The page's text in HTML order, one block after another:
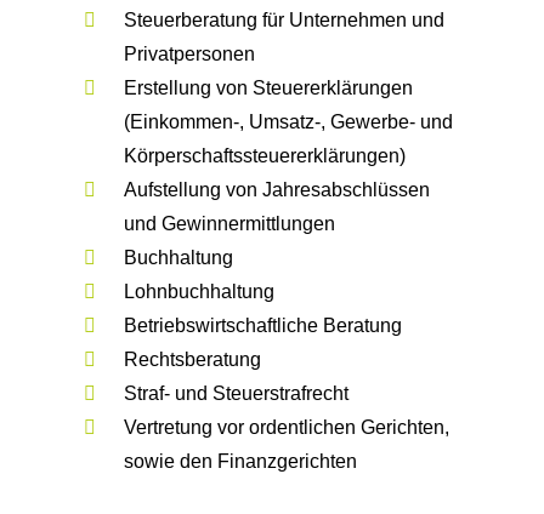
Steuerberatung für Unternehmen und
Privatpersonen
Erstellung von Steuererklärungen
(Einkommen-, Umsatz-, Gewerbe- und
Körperschaftssteuererklärungen)
Aufstellung von Jahresabschlüssen
und Gewinnermittlungen
Buchhaltung
Lohnbuchhaltung
Betriebswirtschaftliche Beratung
Rechtsberatung
Straf- und Steuerstrafrecht
Vertretung vor ordentlichen Gerichten,
sowie den Finanzgerichten